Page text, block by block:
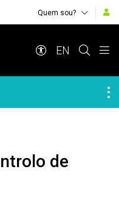
Quem sou?
EN